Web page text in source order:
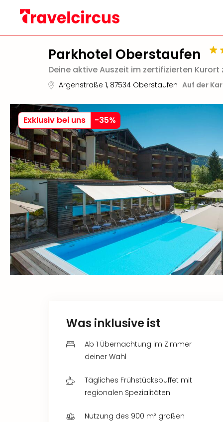
Parkhotel Oberstaufen
Deine aktive Auszeit im zertifizierten
Argenstraße 1, 87534 Oberstaufen Auf der
Exklusiv bei uns -35%
Was inklusive ist
Ab 1 Übernachtung im Zimmer
deiner Wahl
Tägliches Frühstücksbuffet mit
regionalen Spezialitäten
Nutzung des 900 m² großen